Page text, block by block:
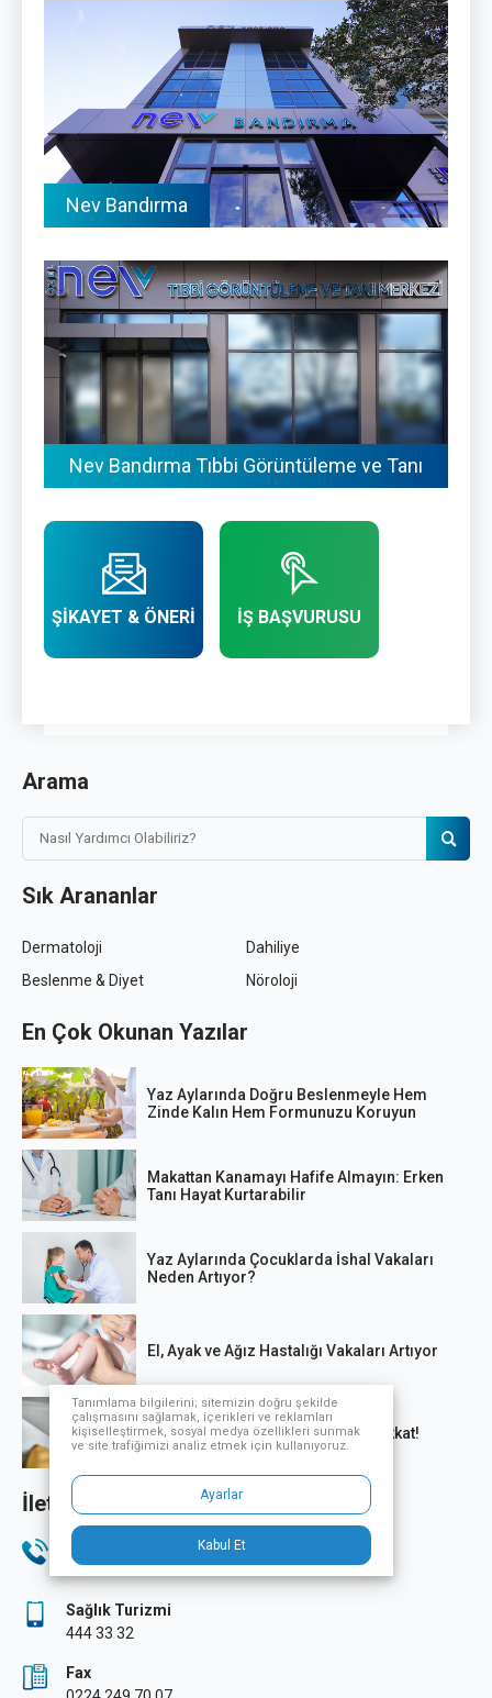
Nev Bandırma
Nev Bandırma Tıbbi Görüntüleme ve Tanı
ŞİKAYET & ÖNERİ İŞ BAŞVURUSU
Arama
Sık Arananlar
Dermatoloji
Dahiliye
Beslenme & Diyet
Nöroloji
En Çok Okunan Yazılar
Yaz Aylarında Doğru Beslenmeyle Hem
Zinde Kalın Hem Formunuzu Koruyun
Makattan Kanamayı Hafife Almayın: Erken
Tanı Hayat Kurtarabilir
Yaz Aylarında Çocuklarda İshal Vakaları
Neden Artıyor?
El, Ayak ve Ağız Hastalığı Vakaları Artıyor
Ani kalp krizi kaynaklı ölümlere dikkat!
İletişim Bilgileri
444 33 32
Sağlık Turizmi
444 33 32
Fax
Tanımlama bilgilerini; sitemizin doğru şekilde
çalışmasını sağlamak, içerikleri ve reklamları
kişiselleştirmek, sosyal medya özellikleri sunmak
ve site trafiğimizi analiz etmek için kullanıyoruz.
Ayarlar
Kabul Et